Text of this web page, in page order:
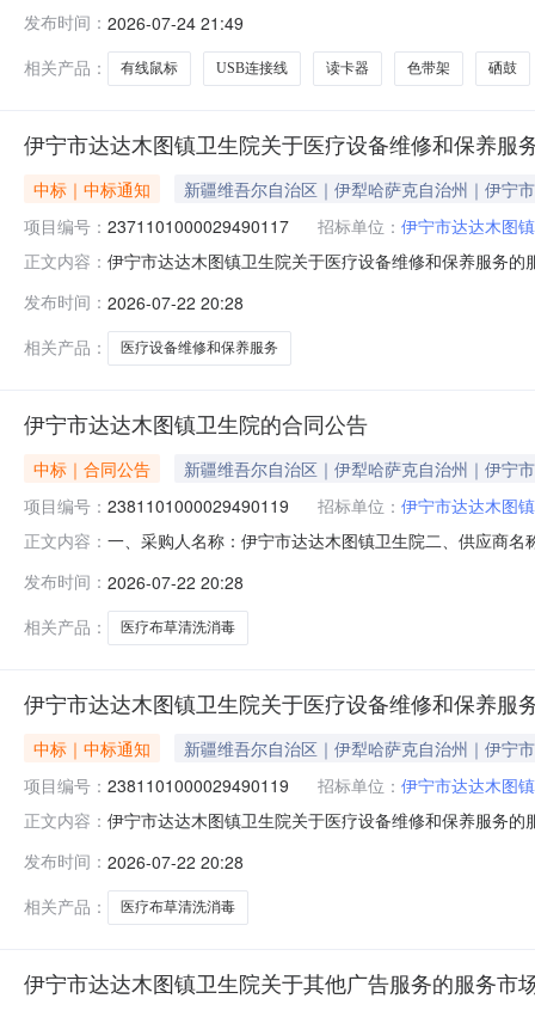
码:654002项目所在行政区划名称:新疆维吾尔自治区伊
发布时间： 2026-07-24 21:49
相关产品：
有线鼠标 USB连接线 读卡器 色带架 硒鼓
伊宁市达达木图镇卫生院关于医疗设备维修和保养服
中标｜中标通知
新疆维吾尔自治区｜伊犁哈萨克自治州｜伊宁市
项目编号： 2371101000029490117 招标单位： 伊宁市达达木图
正文内容： 伊宁市达达木图镇卫生院关于医疗设备维修和保养服务
（元）:项目所在行政区划编码:654002项目所在行政区
发布时间： 2026-07-22 20:28
相关产品：
医疗设备维修和保养服务
伊宁市达达木图镇卫生院的合同公告
中标｜合同公告
新疆维吾尔自治区｜伊犁哈萨克自治州｜伊宁市
项目编号： 2381101000029490119 招标单位： 伊宁市达达木图
正文内容： 一、采购人名称：伊宁市达达木图镇卫生院二、供应商
1.002669.32669.3服务要求或标的基本概况：七、其它
15886982826传
发布时间： 2026-07-22 20:28
相关产品：
医疗布草清洗消毒
伊宁市达达木图镇卫生院关于医疗设备维修和保养服
中标｜中标通知
新疆维吾尔自治区｜伊犁哈萨克自治州｜伊宁市
项目编号： 2381101000029490119 招标单位： 伊宁市达达木图
正文内容： 伊宁市达达木图镇卫生院关于医疗设备维修和保养服务
（元）:项目所在行政区划编码:654002项目所在行政区
发布时间： 2026-07-22 20:28
相关产品：
医疗布草清洗消毒
伊宁市达达木图镇卫生院关于其他广告服务的服务市